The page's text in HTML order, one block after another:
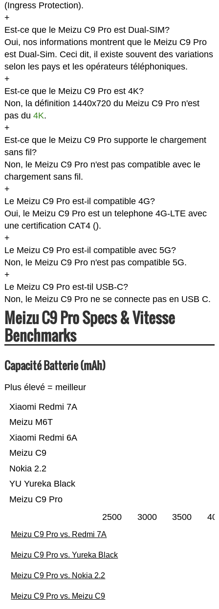
(Ingress Protection).
+
Est-ce que le Meizu C9 Pro est Dual-SIM?
Oui, nos informations montrent que le Meizu C9 Pro
est Dual-Sim. Ceci dit, il existe souvent des variations
selon les pays et les opérateurs téléphoniques.
+
Est-ce que le Meizu C9 Pro est 4K?
Non, la définition 1440x720 du Meizu C9 Pro n'est
pas du 4K.
+
Est-ce que le Meizu C9 Pro supporte le chargement
sans fil?
Non, le Meizu C9 Pro n'est pas compatible avec le
chargement sans fil.
+
Le Meizu C9 Pro est-il compatible 4G?
Oui, le Meizu C9 Pro est un telephone 4G-LTE avec
une certification CAT4 ().
+
Le Meizu C9 Pro est-il compatible avec 5G?
Non, le Meizu C9 Pro n'est pas compatible 5G.
+
Le Meizu C9 Pro est-til USB-C?
Non, le Meizu C9 Pro ne se connecte pas en USB C.
Meizu C9 Pro Specs & Vitesse
Benchmarks
Capacité Batterie (mAh)
Plus élevé = meilleur
Meizu C9 Pro
YU Yureka Black
Nokia 2.2
Meizu C9
Xiaomi Redmi 6A
Meizu M6T
Xiaomi Redmi 7A
2500 3000 3500
Meizu C9 Pro vs. Redmi 7A
Meizu C9 Pro vs. Yureka Black
Meizu C9 Pro vs. Nokia 2.2
Meizu C9 Pro vs. Meizu C9